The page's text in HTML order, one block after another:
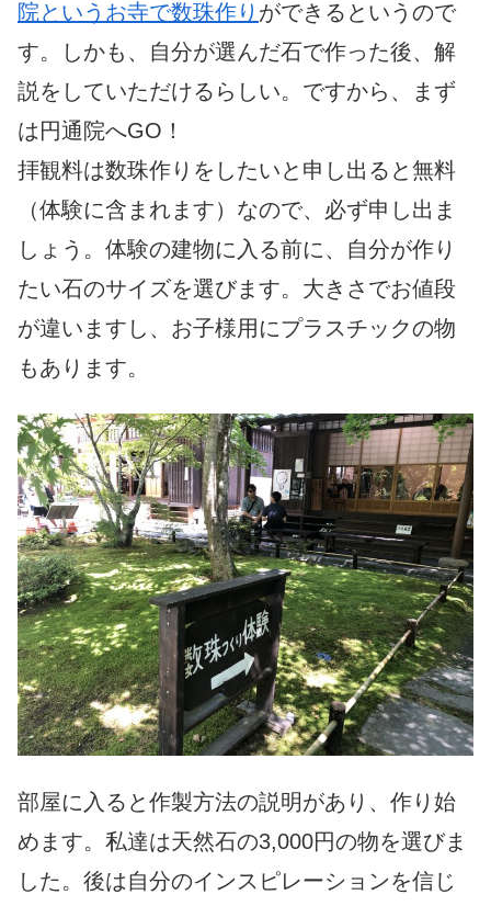
院というお寺で数珠作り ができるというので
す。しかも、自分が選んだ石で作った後、 解
説をしていただけるらしい。ですから、まず
は円通院へGO！
拝観料は数珠作りをしたいと申し出ると無料
（体験に含まれます） なので、必ず申し出ま
しょう。体験の建物に入る前に、自分が作り
たい石のサイズを選びます。大きさでお値段
が違いますし、お子様用にプラスチックの物
もあります。
部屋に入ると作製方法の説明があり、作り始
めます。私達は天然石の3,000円の物を選びま
した。後は自分のインスピレーションを信じ